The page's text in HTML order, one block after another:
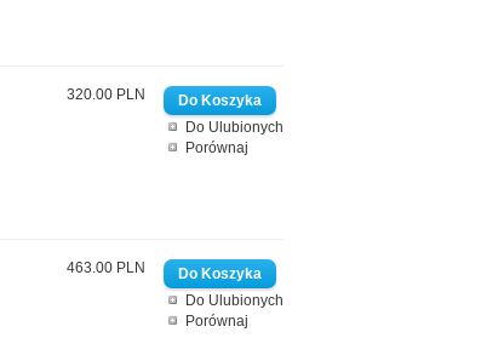
Do Ulubionych
Porównaj
320.00 PLN
Do Ulubionych
Porównaj
463.00 PLN